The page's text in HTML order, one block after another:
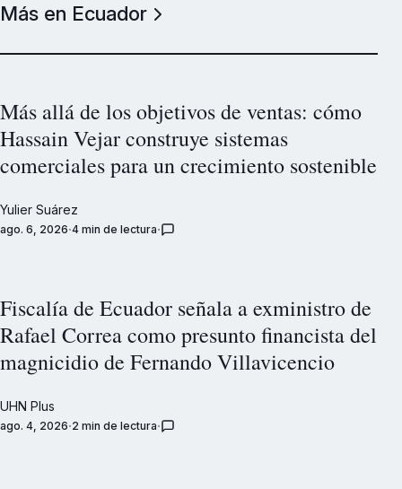
Más en Ecuador
Más allá de los objetivos de ventas: cómo
Hassain Vejar construye sistemas
comerciales para un crecimiento sostenible
Yulier Suárez
ago. 6, 2026 4 min de lectura
Fiscalía de Ecuador señala a exministro de
Rafael Correa como presunto financista del
magnicidio de Fernando Villavicencio
UHN Plus
ago. 4, 2026 2 min de lectura